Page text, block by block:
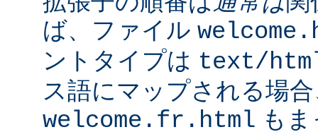
ば、ファイル
ントタイプは text/
ス語にマップされる場
welcome.fr.html も